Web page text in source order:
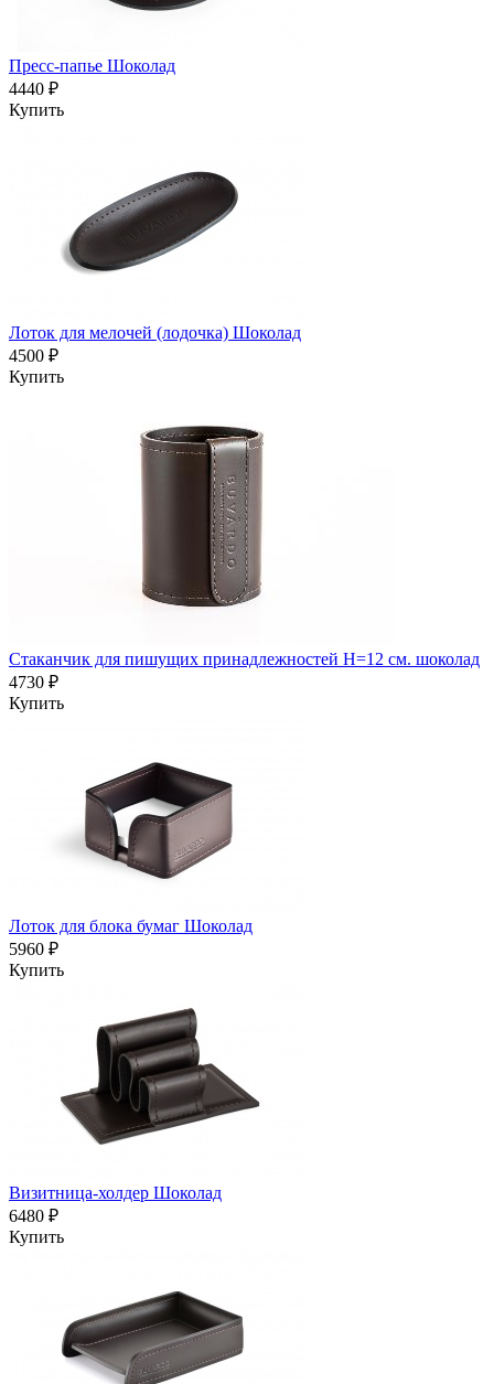
Пресс-папье Шоколад
4440 ₽
Купить
Лоток для мелочей (лодочка) Шоколад
4500 ₽
Купить
Стаканчик для пишущих принадлежностей H=12 см. шоколад
4730 ₽
Купить
Лоток для блока бумаг Шоколад
5960 ₽
Купить
Визитница-холдер Шоколад
6480 ₽
Купить